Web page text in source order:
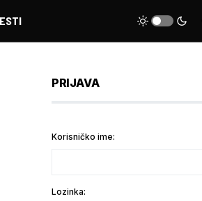
PRIJAVA
Korisničko ime:
Lozinka: